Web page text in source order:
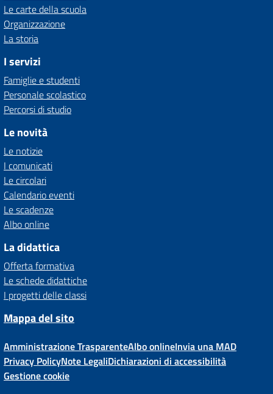
Le carte della scuola
Organizzazione
La storia
I servizi
Famiglie e studenti
Personale scolastico
Percorsi di studio
Le novità
Le notizie
I comunicati
Le circolari
Calendario eventi
Le scadenze
Albo online
La didattica
Offerta formativa
Le schede didattiche
I progetti delle classi
Mappa del sito
Amministrazione TrasparenteAlbo onlineInvia una MAD
Privacy PolicyNote LegaliDichiarazioni di accessibilità
Gestione cookie